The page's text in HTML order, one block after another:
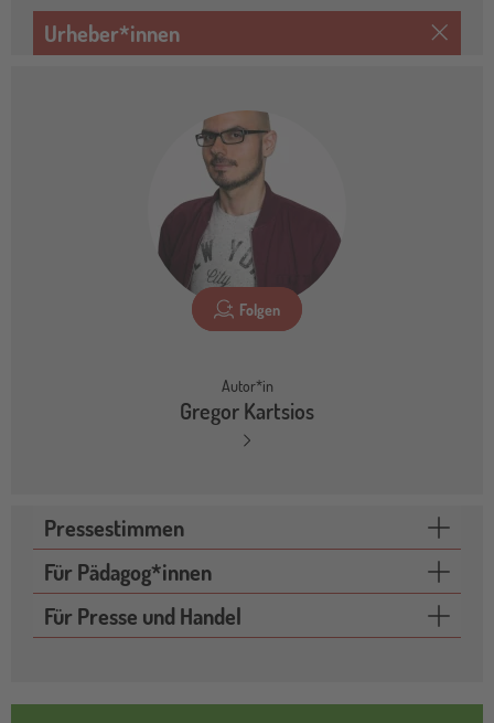
Urheber*innen
Folgen
Autor*in
Gregor Kartsios
Pressestimmen
Für Pädagog*innen
Für Presse und Handel